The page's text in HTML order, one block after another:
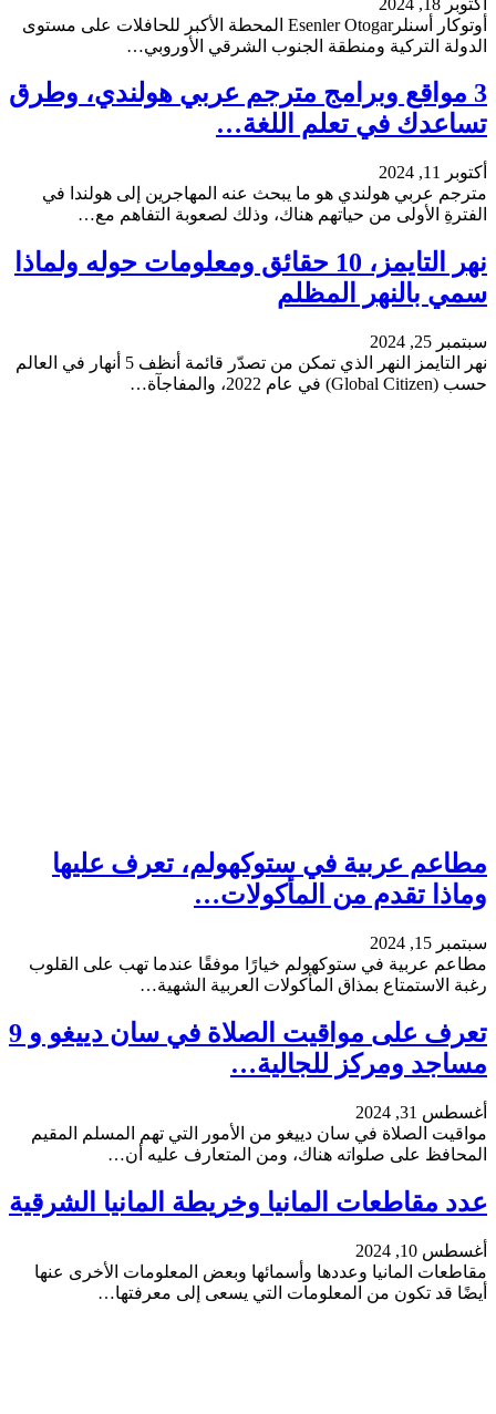
أوتوكار أسنلرEsenler Otogar المحطة الأكبر للحافلات على مستوى
الدولة التركية ومنطقة الجنوب الشرقي الأوروبي…
3 مواقع وبرامج مترجم عربي هولندي، وطرق
تساعدك في تعلم اللغة…
أكتوبر 11, 2024
مترجم عربي هولندي هو ما يبحث عنه المهاجرين إلى هولندا في
الفترةِ الأولى من حياتهم هناك، وذلك لصعوبة التفاهم مع…
نهر التايمز، 10 حقائق ومعلومات حوله ولماذا
سمي بالنهر المظلم
سبتمبر 25, 2024
نهر التايمز النهر الذي تمكن من تصدّر قائمة أنظف 5 أنهار في العالم
حسب (Global Citizen) في عام 2022، والمفاجآة…
مطاعم عربية في ستوكهولم، تعرف عليها
وماذا تقدم من المأكولات…
سبتمبر 15, 2024
مطاعم عربية في ستوكهولم خيارًا موفقًا عندما تهب على القلوب
رغبة الاستمتاع بمذاق المأكولات العربية الشهية…
تعرف على مواقيت الصلاة في سان دييغو و 9
مساجد ومركز للجالية…
أغسطس 31, 2024
مواقيت الصلاة في سان دييغو من الأمور التي تهم المسلم المقيم
المحافظ على صلواته هناك، ومن المتعارف عليه أن…
عدد مقاطعات المانيا وخريطة المانيا الشرقية
أغسطس 10, 2024
مقاطعات المانيا وعددها وأسمائها وبعض المعلومات الأخرى عنها
أيضًا قد تكون من المعلومات التي يسعى إلى معرفتها…